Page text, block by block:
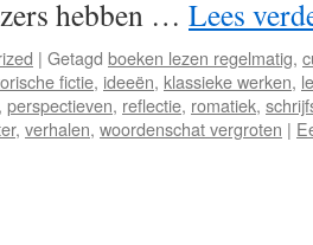
hebben … Lees
| Getagd boeken lezen regelmatig,
fictie, ideeën, klassieke werken,
, perspectieven, reflectie, romatiek,
, verhalen, woordenschat vergroten |